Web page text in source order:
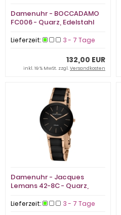
Damenuhr - BOCCADAMO
FC006 - Quarz, Edelstahl
Lieferzeit: 3 - 7 Tage
132,00 EUR
inkl. 19 % MwSt. zzgl.Versandkosten
Damenuhr - Jacques
Lemans 42-8C - Quarz,
Lieferzeit: 3 - 7 Tage